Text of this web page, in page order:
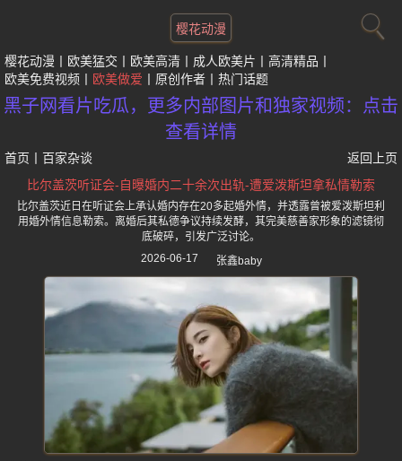
樱花动漫
樱花动漫 欧美猛交 欧美高清 成人欧美片
高清精品
欧美免费视频
欧美做爱 原创作者 热门话题
黑子网看片吃瓜，更多内部图片和独家视频：点击
查看详情
首页 百家杂谈
返回上页
比尔盖茨听证会-自曝婚内二十余次出轨-遭爱泼斯坦拿私情勒索
比尔盖茨近日在听证会上承认婚内存在20多起婚外情，并透露曾被爱泼斯坦利
用婚外情信息勒索。离婚后其私德争议持续发酵，其完美慈善家形象的滤镜彻
底破碎，引发广泛讨论。
2026-06-17
张鑫baby